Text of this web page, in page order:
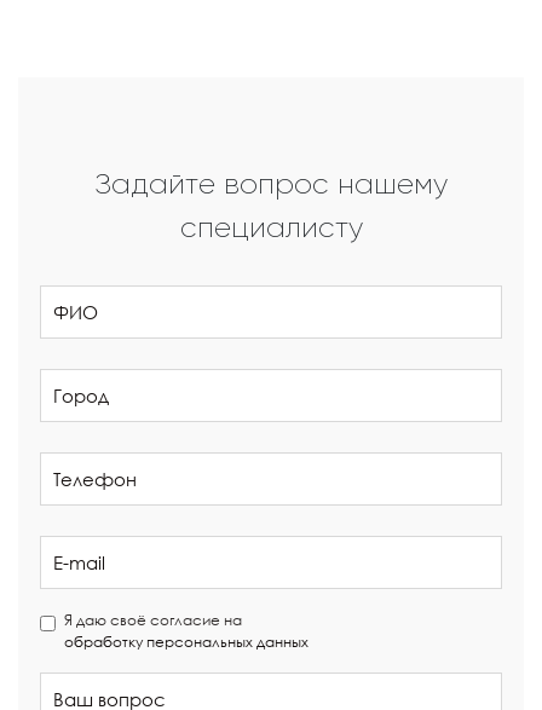
Задайте вопрос нашему
специалисту
Я даю своё согласие на
обработку персональных данных